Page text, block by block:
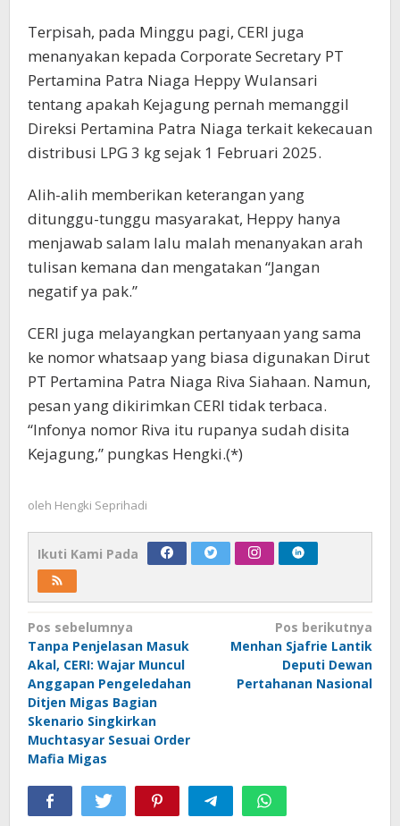
Terpisah, pada Minggu pagi, CERI juga
menanyakan kepada Corporate Secretary PT
Pertamina Patra Niaga Heppy Wulansari
tentang apakah Kejagung pernah memanggil
Direksi Pertamina Patra Niaga terkait kekecauan
distribusi LPG 3 kg sejak 1 Februari 2025.
Alih-alih memberikan keterangan yang
ditunggu-tunggu masyarakat, Heppy hanya
menjawab salam lalu malah menanyakan arah
tulisan kemana dan mengatakan “Jangan
negatif ya pak.”
CERI juga melayangkan pertanyaan yang sama
ke nomor whatsaap yang biasa digunakan Dirut
PT Pertamina Patra Niaga Riva Siahaan. Namun,
pesan yang dikirimkan CERI tidak terbaca.
“Infonya nomor Riva itu rupanya sudah disita
Kejagung,” pungkas Hengki.(*)
oleh Hengki Seprihadi
Ikuti Kami Pada
Navigasi
pos
Pos sebelumnya
Tanpa Penjelasan Masuk
Akal, CERI: Wajar Muncul
Anggapan Pengeledahan
Ditjen Migas Bagian
Skenario Singkirkan
Muchtasyar Sesuai Order
Mafia Migas
Pos berikutnya
Menhan Sjafrie Lantik
Deputi Dewan
Pertahanan Nasional